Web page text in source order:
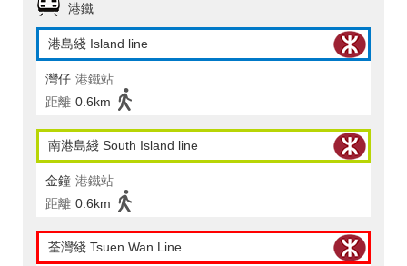
港鐵
港島綫 Island line
灣仔 港鐵站
距離 0.6km
南港島綫 South Island line
金鐘 港鐵站
距離 0.6km
荃灣綫 Tsuen Wan Line